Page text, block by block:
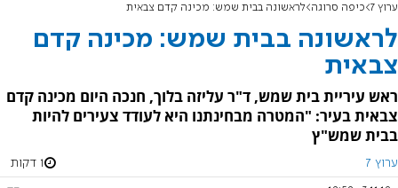
ערוץ 7 כיפה סרוגה לראשונה בבית שמש: מכינה קדם צבאית
לראשונה בבית שמש: מכינה קדם
צבאית
ראש עיריית בית שמש, ד"ר עליזה בלוך, חנכה היום מכינה קדם
צבאית בעיר: "המטרה מבחינתנו היא לעודד צעירים להיות
בבית שמש"ץ
ערוץ 7 1 דקות